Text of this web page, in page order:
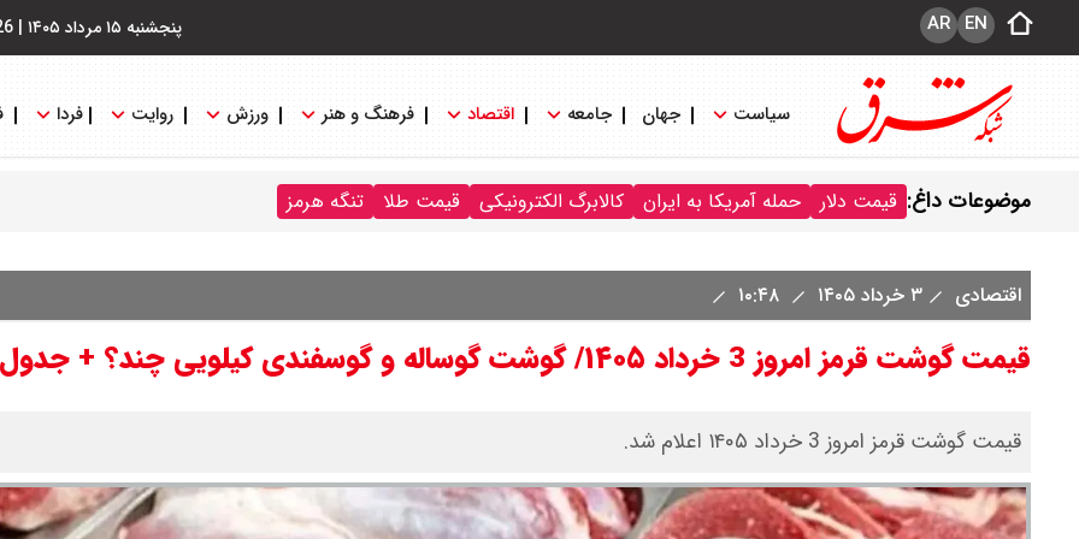
پنجشنبه ۱۵ مرداد ۱۴۰۵ | EN
AR
سیاست جهان جامعه اقتصاد فرهنگ و هنر ورزش روایت فردا
موضوعات داغ: قیمت دلار حمله آمریکا به ایران کالابرگ الکترونیکی قیمت طلا تنگه هرمز
اقتصادی ۳ خرداد ۱۴۰۵
قیمت گوشت قرمز امروز 3 خرداد ۱۴۰۵/ گوشت گوساله و گوسفندی کیلویی چند؟ + جدول
قیمت گوشت قرمز امروز 3 خرداد ۱۴۰۵ اعلام شد.